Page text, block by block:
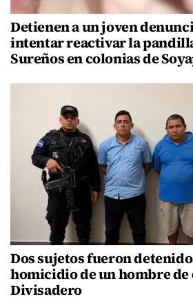
Detienen a un joven
intentar reactivar la
Sureños en colonias de
Dos sujetos fueron
homicidio de un hombre de
Divisadero